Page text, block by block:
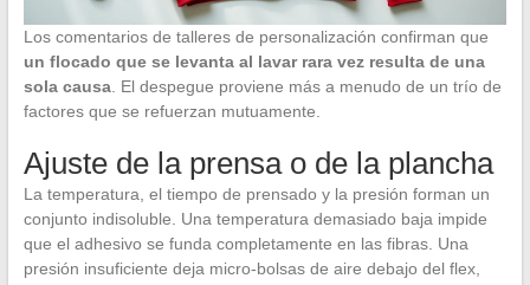
Los comentarios de talleres de personalización confirman que
un flocado que se levanta al lavar rara vez resulta de una
sola causa. El despegue proviene más a menudo de un trío de
factores que se refuerzan mutuamente.
Ajuste de la prensa o de la plancha
La temperatura, el tiempo de prensado y la presión forman un
conjunto indisoluble. Una temperatura demasiado baja impide
que el adhesivo se funda completamente en las fibras. Una
presión insuficiente deja micro-bolsas de aire debajo del flex,